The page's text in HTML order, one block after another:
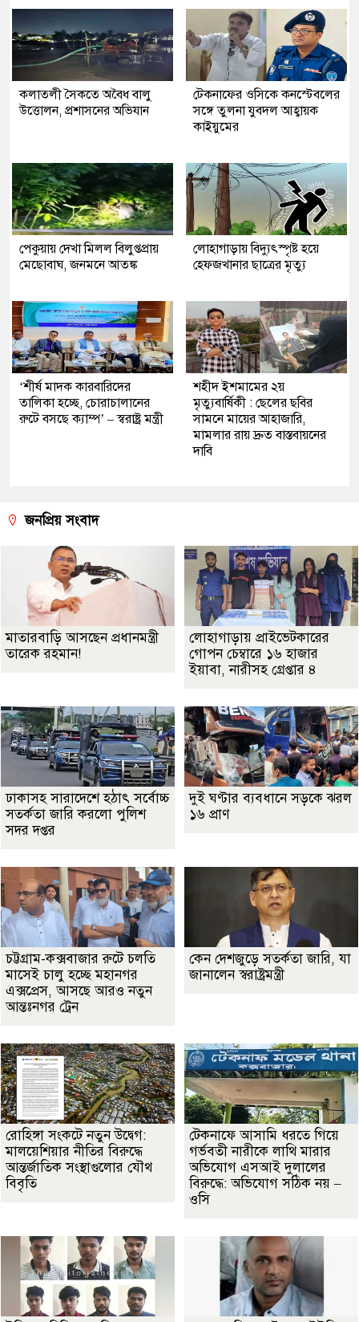
কলাতলী সৈকতে অবৈধ বালু
উত্তোলন, প্রশাসনের অভিযান
টেকনাফের ওসিকে কনস্টেবলের
সঙ্গে তুলনা যুবদল আহ্বায়ক
কাইয়ুমের
পেকুয়ায় দেখা মিলল বিলুপ্তপ্রায়
মেছোবাঘ, জনমনে আতঙ্ক
লোহাগাড়ায় বিদ্যুৎস্পৃষ্ট হয়ে
হেফজখানার ছাত্রের মৃত্যু
‘শীর্ষ মাদক কারবারিদের
তালিকা হচ্ছে, চোরাচালানের
রুটে বসছে ক্যাম্প’ – স্বরাষ্ট্র মন্ত্রী
শহীদ ইশমামের ২য়
মৃত্যুবার্ষিকী : ছেলের ছবির
সামনে মায়ের আহাজারি,
মামলার রায় দ্রুত বাস্তবায়নের
দাবি
জনপ্রিয় সংবাদ
মাতারবাড়ি আসছেন প্রধানমন্ত্রী
তারেক রহমান!
লোহাগাড়ায় প্রাইভেটকারের
গোপন চেম্বারে ১৬ হাজার
ইয়াবা, নারীসহ গ্রেপ্তার ৪
ঢাকাসহ সারাদেশে হঠাৎ সর্বোচ্চ
সতর্কতা জা‌রি করলো পুলিশ
সদর দপ্তর
দুই ঘণ্টার ব্যবধানে সড়কে ঝরল
১৬ প্রাণ
চট্টগ্রাম-কক্সবাজার রুটে চলতি
মাসেই চালু হচ্ছে মহানগর
এক্সপ্রেস, আসছে আরও নতুন
আন্তঃনগর ট্রেন
কেন দেশজুড়ে সতর্কতা জারি, যা
জানালেন স্বরাষ্ট্রমন্ত্রী
রোহিঙ্গা সংকটে নতুন উদ্বেগ:
মালয়েশিয়ার নীতির বিরুদ্ধে
আন্তর্জাতিক সংস্থাগুলোর যৌথ
বিবৃতি
টেকনাফে আসামি ধরতে গিয়ে
গর্ভবতী নারীকে লাথি মারার
অভিযোগ এসআই দুলালের
বিরুদ্ধে: অভিযোগ সঠিক নয় –
ওসি